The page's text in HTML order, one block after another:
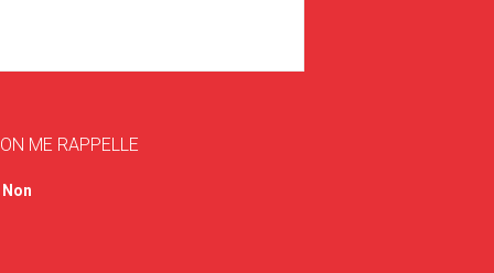
ME RAPPELLE
Non